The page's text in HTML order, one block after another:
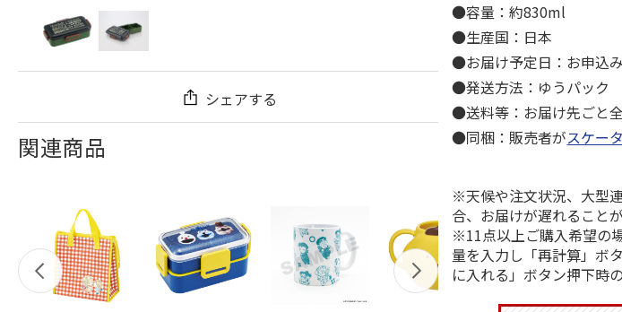
シェアする
関連商品
●容量：約830ml
●生産国：日本
●お届け予定日：お申込
●発送方法：ゆうパック
●送料等：お届け先ごと
●同梱：販売者がスケー
※天候や注文状況、大型
合、お届けが遅れること
※11点以上ご購入希望の
量を入力し「再計算」ボ
に入れる」ボタン押下時